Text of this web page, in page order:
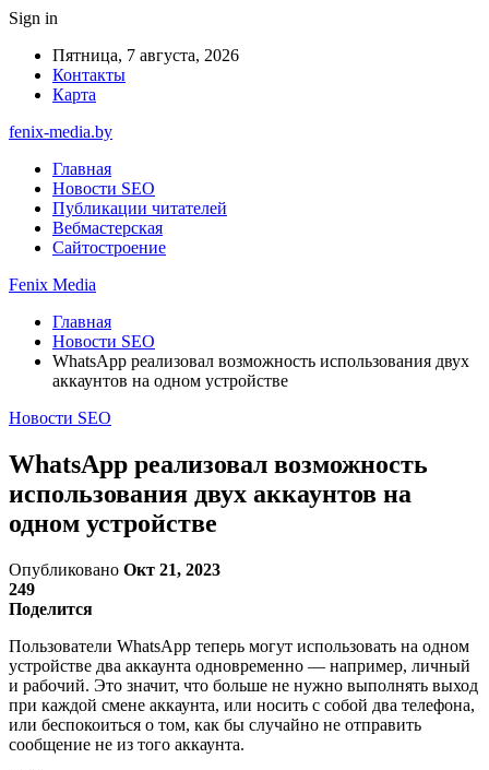
Sign in
Пятница, 7 августа, 2026
Контакты
Карта
fenix-media.by
Главная
Новости SEO
Публикации читателей
Вебмастерская
Сайтостроение
Fenix Media
Главная
Новости SEO
WhatsApp реализовал возможность использования двух
аккаунтов на одном устройстве
Новости SEO
WhatsApp реализовал возможность
использования двух аккаунтов на
одном устройстве
Опубликовано Окт 21, 2023
249
Поделится
Пользователи WhatsApp теперь могут использовать на одном
устройстве два аккаунта одновременно — например, личный
и рабочий. Это значит, что больше не нужно выполнять выход
при каждой смене аккаунта, или носить с собой два телефона,
или беспокоиться о том, как бы случайно не отправить
сообщение не из того аккаунта.